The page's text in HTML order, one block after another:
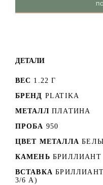
ДЕТАЛИ
ВЕС 1.22 Г
БРЕНД PLATIKA
МЕТАЛЛ ПЛАТИНА
ПРОБА 950
ЦВЕТ МЕТАЛЛА
КАМЕНЬ БРИЛЛИАНТ
ВСТАВКА БРИЛЛИАНТ
3/6 А)